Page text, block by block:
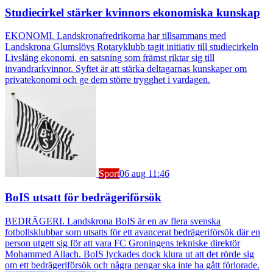
Studiecirkel stärker kvinnors ekonomiska kunskap
EKONOMI. Landskronafredrikorna har tillsammans med
Landskrona Glumslövs Rotaryklubb tagit initiativ till studiecirkeln
Livslång ekonomi, en satsning som främst riktar sig till
invandrarkvinnor. Syftet är att stärka deltagarnas kunskaper om
privatekonomi och ge dem större trygghet i vardagen.
Sport06 aug 11:46
BoIS utsatt för bedrägeriförsök
BEDRÄGERI. Landskrona BoIS är en av flera svenska
fotbollsklubbar som utsatts för ett avancerat bedrägeriförsök där en
person utgett sig för att vara FC Groningens tekniske direktör
Mohammed Allach. BoIS lyckades dock klura ut att det rörde sig
om ett bedrägeriförsök och några pengar ska inte ha gått förlorade.